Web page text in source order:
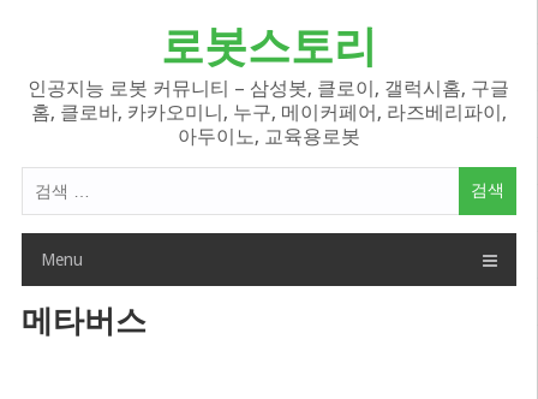
로봇스토리
인공지능 로봇 커뮤니티 – 삼성봇, 클로이, 갤럭시홈, 구글
홈, 클로바, 카카오미니, 누구, 메이커페어, 라즈베리파이,
아두이노, 교육용로봇
색
Menu
메타버스